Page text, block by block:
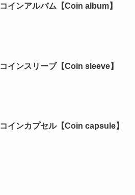
コインアルバム【Coin album】
コインスリーブ【Coin sleeve】
コインカプセル【Coin capsule】